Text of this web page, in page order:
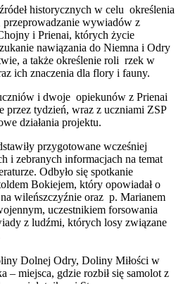
historycznych w celu określenia
wywiadów z
i Prienai, których życie
nawiązania do Niemna i Odry
a także określenie roli rzek w
ich znaczenia dla flory i fauny.
i dwoje opiekunów z Prienai
przez tydzień, wraz z uczniami ZSP
działania projektu.
przygotowane wcześniej
i zebranych informacjach na temat
Odbyło się spotkanie
Bokiejem, który opowiadał o
wileńszczyźnie oraz p. Marianem
uczestnikiem forsowania
z ludźmi, których losy związane
Dolnej Odry, Doliny Miłości w
– miejsca, gdzie rozbił się samolot z